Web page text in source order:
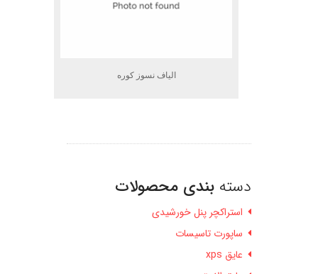
الیاف نسوز کوره
دسته بندی محصولات
استراکچر پنل خورشیدی
ساپورت تاسیسات
عایق xps